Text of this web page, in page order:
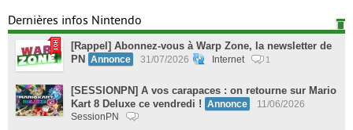
Dernières infos Nintendo
[Rappel] Abonnez-vous à Warp Zone, la newsletter de
PN
Annonce 31/07/2026 Internet 1
[SESSIONPN] A vos carapaces : on retourne sur Mario
Kart 8 Deluxe ce vendredi !
Annonce
11/06/2026
SessionPN